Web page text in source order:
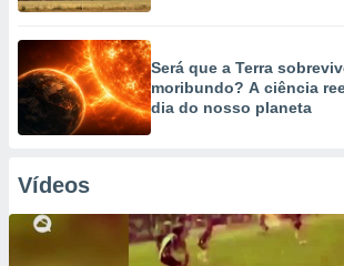
Será que a Terra
moribundo? A ciência
dia do nosso planeta
Vídeos